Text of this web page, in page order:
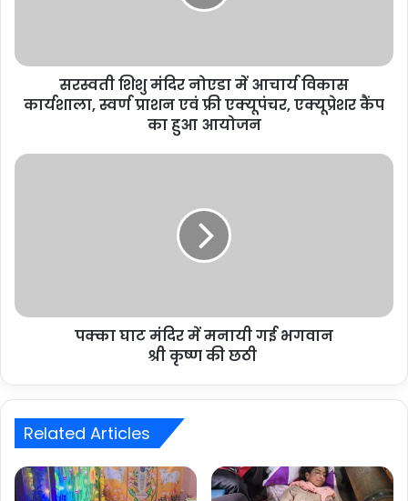
सरस्वती शिशु मंदिर नोएडा में आचार्य विकास
कार्यशाला, स्वर्ण प्राशन एवं फ्री एक्यूपंचर, एक्यूप्रेशर कैंप
का हुआ आयोजन
पक्का घाट मंदिर में मनायी गई भगवान
श्री कृष्ण की छठी
Related Articles